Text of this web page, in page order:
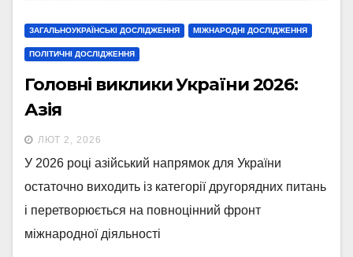
ЗАГАЛЬНОУКРАЇНСЬКІ ДОСЛІДЖЕННЯ МІЖНАРОДНІ ДОСЛІДЖЕННЯ
ПОЛІТИЧНІ ДОСЛІДЖЕННЯ
Головні виклики України 2026:
Азія
ЛЮТ 2, 2026
У 2026 році азійський напрямок для України
остаточно виходить із категорії другорядних питань
і перетворюється на повноцінний фронт
міжнародної діяльності